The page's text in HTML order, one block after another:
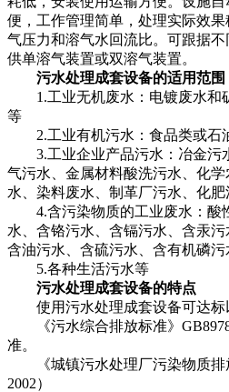
便，工作管理简单，处理实际效
气压力和溶气水回流比。可跟据
供单溶气装置或双溶气装置。
污水处理成套设备的适用范围
1.工业无机废水：电镀废水和
等
2.工业有机污水：食品类或
3.工业企业产品污水：冶金污
气污水、金属材料酸洗污水、化
水、染料废水、制革厂污水、
4.含污染物质的工业废水：酸
水、含铬污水、含镉污水、含汞污
含油污水、含硫污水、含有机
5.各种生活污水等
污水处理成套设备的特点
使用污水处理成套设备可达
《污水综合排放标准》
准。
《城镇污水处理厂污染物质排
2002）